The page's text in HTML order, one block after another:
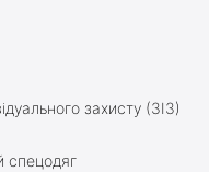
захисту (ЗІЗ)
спецодяг